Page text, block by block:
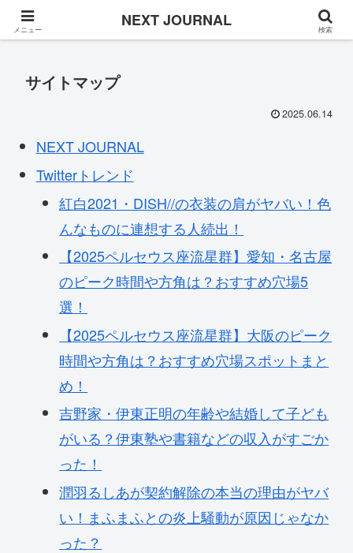
Once in a while
サイトマップ
2025.06.14
NEXT JOURNAL
Twitterトレンド
紅白2021・DISH//の衣装の肩がヤバい！色
んなものに連想する人続出！
【2025ペルセウス座流星群】愛知・名古屋
のピーク時間や方角は？おすすめ穴場5
選！
【2025ペルセウス座流星群】大阪のピーク
時間や方角は？おすすめ穴場スポットまと
め！
吉野家・伊東正明の年齢や結婚して子ども
がいる？伊東塾や書籍などの収入がすごか
った！
潤羽るしあが契約解除の本当の理由がヤバ
い！まふまふとの炎上騒動が原因じゃなか
った？
メニュー NEXT JOURNAL 検索